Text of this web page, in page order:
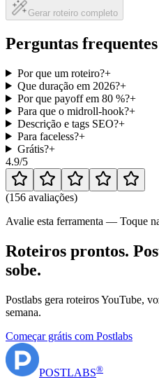
Gerar roteiro completo
Perguntas frequentes
Por que um roteiro?+
Que duração em 2026?+
Por que payoff em 80 %?+
Para que o midroll-hook?+
Descrição e tags SEO?+
Para faceless?+
Grátis?+
4.9/5
(156 avaliações)
Avalie esta ferramenta — Toque
Roteiros prontos.
sobe.
Postlabs gera roteiros YouTube,
semana.
Começar grátis com Postlabs
POSTLABS®